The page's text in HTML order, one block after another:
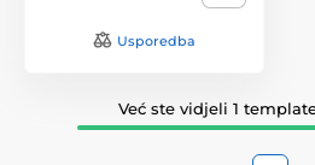
Usporedba
Već ste vidjeli 1